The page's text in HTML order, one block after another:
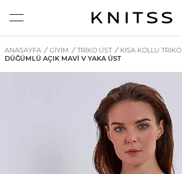
ANASAYFA / GİYİM / TRIKO ÜST / KISA KOLLU TRIKO
DÜĞÜMLÜ AÇIK MAVI V YAKA ÜST